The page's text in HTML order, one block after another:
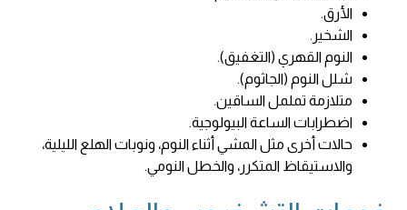
الأرق.
الشخير.
النوم القهري (التغفيق).
شلل النوم (الجاثوم).
متلازمة تململ الساقين.
اضطرابات الساعة البيولوجية.
حالات أخرى مثل المشي أثناء النوم، ونوبات الهلع الليلية،
والاستيقاظ المتكرر، والخطل النومي.